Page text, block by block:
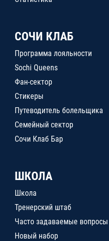
СОЧИ КЛАБ
Программа лояльности
Sochi Queens
Фан-сектор
Стикеры
Путеводитель болельщика
Семейный сектор
Сочи Клаб Бар
ШКОЛА
Школа
Тренерский штаб
Часто задаваемые вопросы
Новый набор